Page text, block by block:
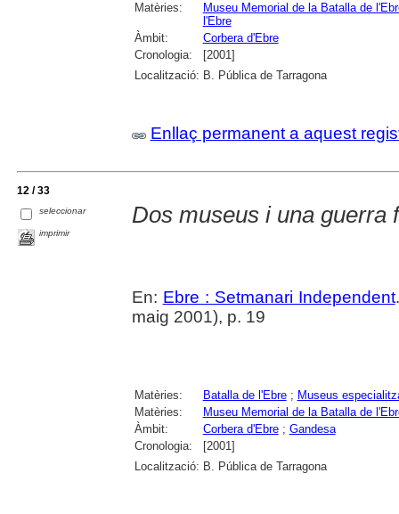
Matèries:
Museu Memorial de la Batalla de
l'Ebre
Àmbit:
Corbera d'Ebre
Cronologia:
[2001]
Localització: B. Pública de Tarragona
Enllaç permanent a aquest
12 / 33
seleccionar
imprimir
Dos museus i una guerra
En: Ebre : Setmanari Independent
maig 2001), p. 19
Matèries: Batalla de l'Ebre; Museus
Matèries:
Museu Memorial de la Batalla de
Àmbit:
Corbera d'Ebre; Gandesa
Cronologia:
[2001]
Localització: B. Pública de Tarragona